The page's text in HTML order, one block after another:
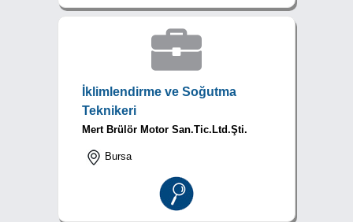
İklimlendirme ve Soğutma
Teknikeri
Mert Brülör Motor San.Tic.Ltd.Şti.
Bursa